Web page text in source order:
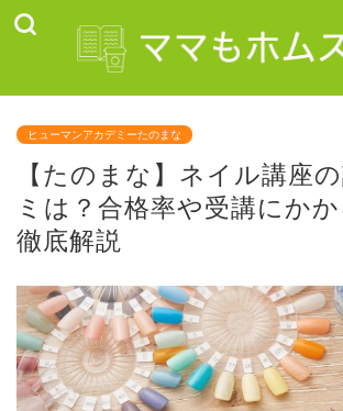
ヒューマンアカデミーたのまな
【たのまな】ネイル講座
ミは？合格率や受講にか
徹底解説